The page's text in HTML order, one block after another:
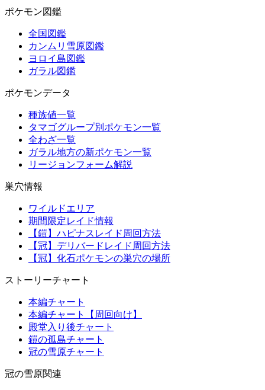
ポケモン図鑑
全国図鑑
カンムリ雪原図鑑
ヨロイ島図鑑
ガラル図鑑
ポケモンデータ
種族値一覧
タマゴグループ別ポケモン一覧
全わざ一覧
ガラル地方の新ポケモン一覧
リージョンフォーム解説
巣穴情報
ワイルドエリア
期間限定レイド情報
【鎧】ハピナスレイド周回方法
【冠】デリバードレイド周回方法
【冠】化石ポケモンの巣穴の場所
ストーリーチャート
本編チャート
本編チャート【周回向け】
殿堂入り後チャート
鎧の孤島チャート
冠の雪原チャート
冠の雪原関連